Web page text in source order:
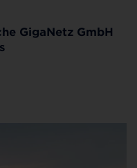
GigaNetz GmbH